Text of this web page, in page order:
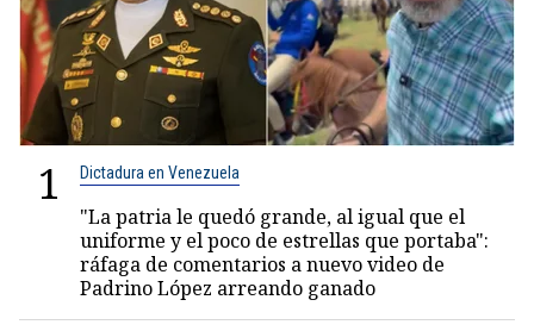
1 Dictadura en Venezuela
"La patria le quedó grande, al igual que el
uniforme y el poco de estrellas que portaba":
ráfaga de comentarios a nuevo video de
Padrino López arreando ganado